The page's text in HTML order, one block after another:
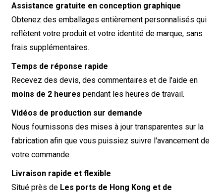
Assistance gratuite en conception graphique
Obtenez des emballages entièrement personnalisés qui
reflètent votre produit et votre identité de marque, sans
frais supplémentaires.
Temps de réponse rapide
Recevez des devis, des commentaires et de l'aide en
moins de 2 heures pendant les heures de travail.
Vidéos de production sur demande
Nous fournissons des mises à jour transparentes sur la
fabrication afin que vous puissiez suivre l'avancement de
votre commande.
Livraison rapide et flexible
Situé près de Les ports de Hong Kong et de